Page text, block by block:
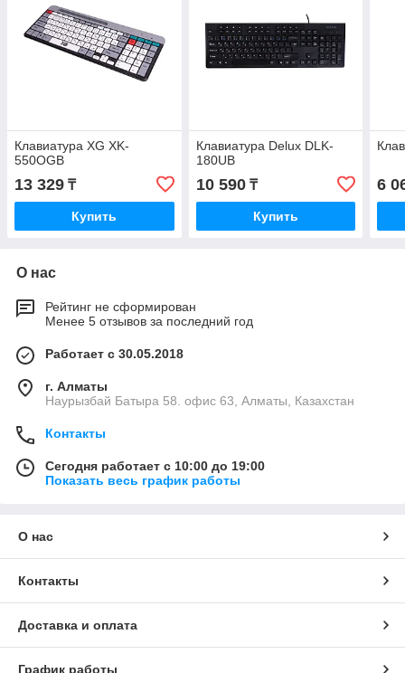
Клавиатура XG XK-
550OGB
13 329 ₸
Купить
Клавиатура Delux DLK-
180UB
10 590₸
Купить
6
О нас
Рейтинг не сформирован
Менее 5 отзывов за последний год
Работает с 30.05.2018
г. Алматы
Наурызбай Батыра 58. офис 63, Алматы, Казахстан
Контакты
Сегодня работает с 10:00 до 19:00
Показать весь график работы
О нас
Контакты
Доставка и оплата
График работы